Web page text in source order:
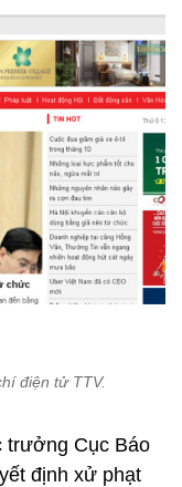
điện tử TTV.
trưởng Cục Báo
định xử phạt